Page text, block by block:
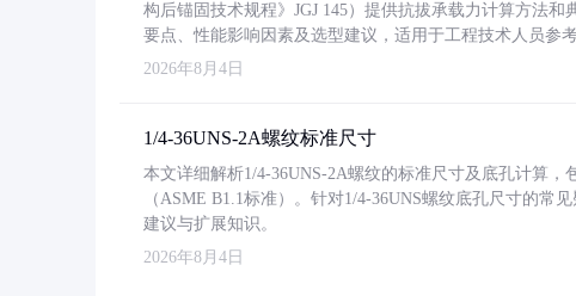
构后锚固技术规程》JGJ 145）提供抗拔承载力计算方法
要点、性能影响因素及选型建议，适用于工程技术人员参考
2026年8月4日
1/4-36UNS-2A螺纹标准尺寸
本文详细解析1/4-36UNS-2A螺纹的标准尺寸及底孔计算
（ASME B1.1标准）。针对1/4-36UNS螺纹底孔尺寸的
建议与扩展知识。
2026年8月4日